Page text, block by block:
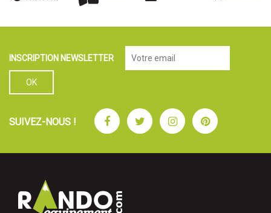
INSCRIPTION NEWSLETTER
SUIVEZ-NOUS ! FacebookTwitterInstagramPinterest